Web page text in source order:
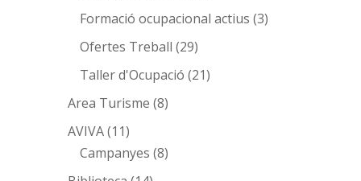
Formació ocupacional actius (3)
Ofertes Treball (29)
Taller d'Ocupació (21)
Area Turisme (8)
AVIVA(11)
Campanyes (8)